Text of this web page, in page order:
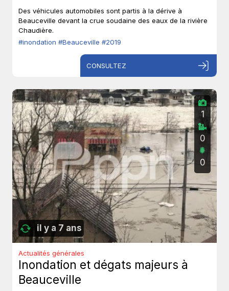
Des véhicules automobiles sont partis à la dérive à
Beauceville devant la crue soudaine des eaux de la rivière
Chaudière.
#inondation #Beauceville #2019
CONSULTEZ
il y a 7 ans
1
0
0
Actualités générales
Inondation et dégats majeurs à
Beauceville